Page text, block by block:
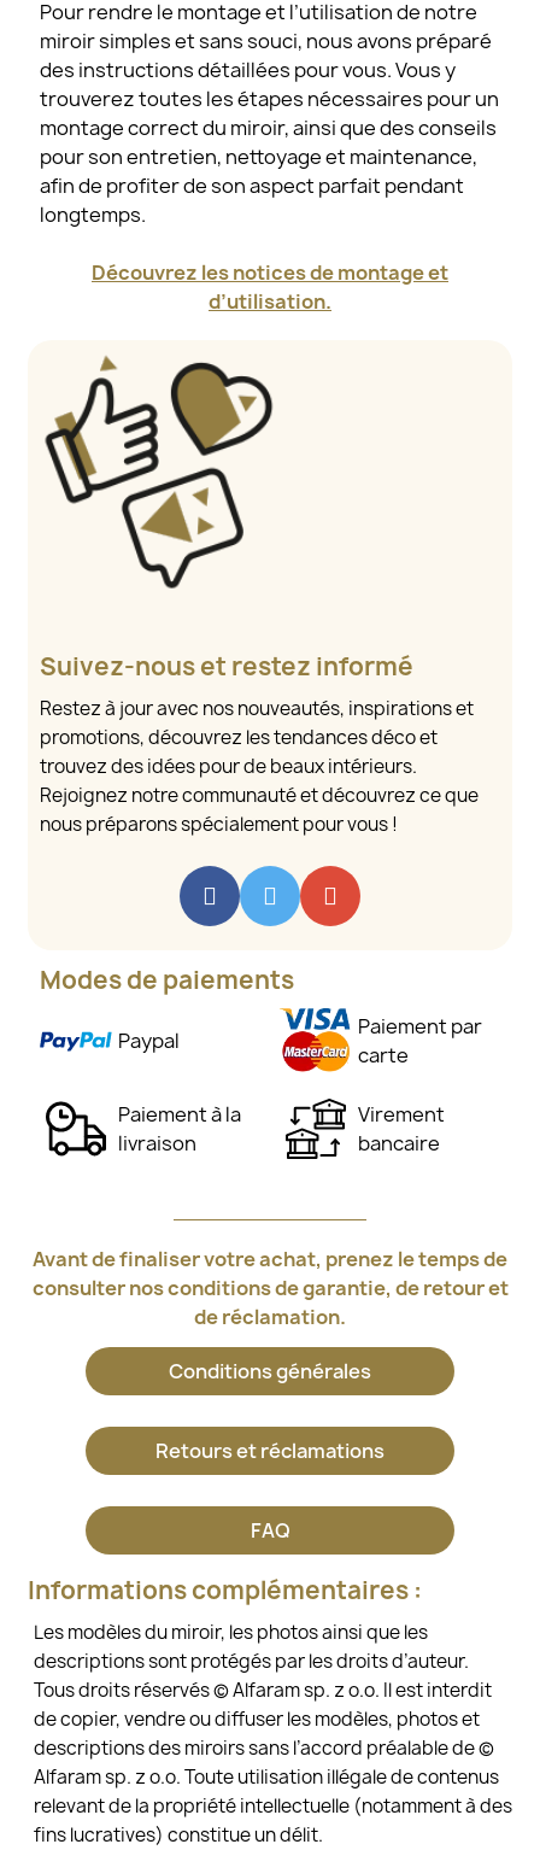
Pour rendre le montage et l’utilisation de notre
miroir simples et sans souci, nous avons préparé
des instructions détaillées pour vous. Vous y
trouverez toutes les étapes nécessaires pour un
montage correct du miroir, ainsi que des conseils
pour son entretien, nettoyage et maintenance,
afin de profiter de son aspect parfait pendant
longtemps.
Découvrez les notices de montage et
d’utilisation.
Suivez-nous et restez informé
Restez à jour avec nos nouveautés, inspirations et
promotions, découvrez les tendances déco et
trouvez des idées pour de beaux intérieurs.
Rejoignez notre communauté et découvrez ce que
nous préparons spécialement pour vous !
Modes de paiements
Paypal
Paiement par
carte
Paiement à la
livraison
Virement
bancaire
Avant de finaliser votre achat, prenez le temps de
consulter nos conditions de garantie, de retour et
de réclamation.
Conditions générales
Retours et réclamations
FAQ
Informations complémentaires :
Les modèles du miroir, les photos ainsi que les
descriptions sont protégés par les droits d’auteur.
Tous droits réservés © Alfaram sp. z o.o. Il est interdit
de copier, vendre ou diffuser les modèles, photos et
descriptions des miroirs sans l’accord préalable de ©
Alfaram sp. z o.o. Toute utilisation illégale de contenus
relevant de la propriété intellectuelle (notamment à des
fins lucratives) constitue un délit.